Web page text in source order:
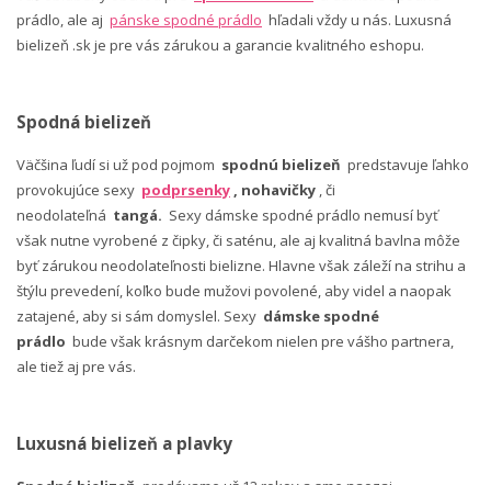
prádlo, ale aj pánske spodné prádlo hľadali vždy u nás. Luxusná
bielizeň .sk je pre vás zárukou a garancie kvalitného eshopu.
Spodná bielizeň
Väčšina ľudí si už pod pojmom spodnú bielizeň predstavuje ľahko
provokujúce sexy podprsenky , nohavičky , či
neodolateľná tangá. Sexy dámske spodné prádlo nemusí byť
však nutne vyrobené z čipky, či saténu, ale aj kvalitná bavlna môže
byť zárukou neodolateľnosti bielizne. Hlavne však záleží na strihu a
štýlu prevedení, koľko bude mužovi povolené, aby videl a naopak
zatajené, aby si sám domyslel. Sexy dámske spodné
prádlo bude však krásnym darčekom nielen pre vášho partnera,
ale tiež aj pre vás.
Luxusná bielizeň a plavky